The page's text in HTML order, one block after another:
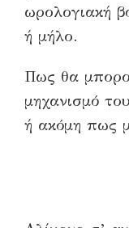
ωρολογιακή
ή μήλο.
Πως θα
μηχανισμό
ή ακόμη πως